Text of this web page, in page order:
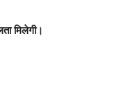
मिलेगी।